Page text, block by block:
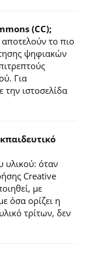
(CC);
το πιο
ψηφιακών
Για
την ιστοσελίδα
υλικού: όταν
Creative
με
όσα ορίζει η
τρίτων, δεν